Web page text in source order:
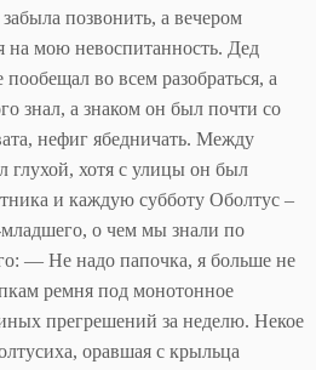
позвонить, а вечером
на мою невоспитанность. Дед
во всем разобраться, а
знал, а знаком он был почти со
нефиг ябедничать. Между
хотя с улицы он был
и каждую субботу Оболтус –
о чем мы знали по
— Не надо папочка, я больше не
ремня под монотонное
прегрешений за неделю. Некое
оравшая с крыльца